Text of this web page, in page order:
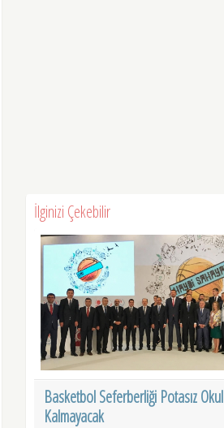
İlginizi Çekebilir
Basketbol Seferberliği Potasız Okul
Kalmayacak